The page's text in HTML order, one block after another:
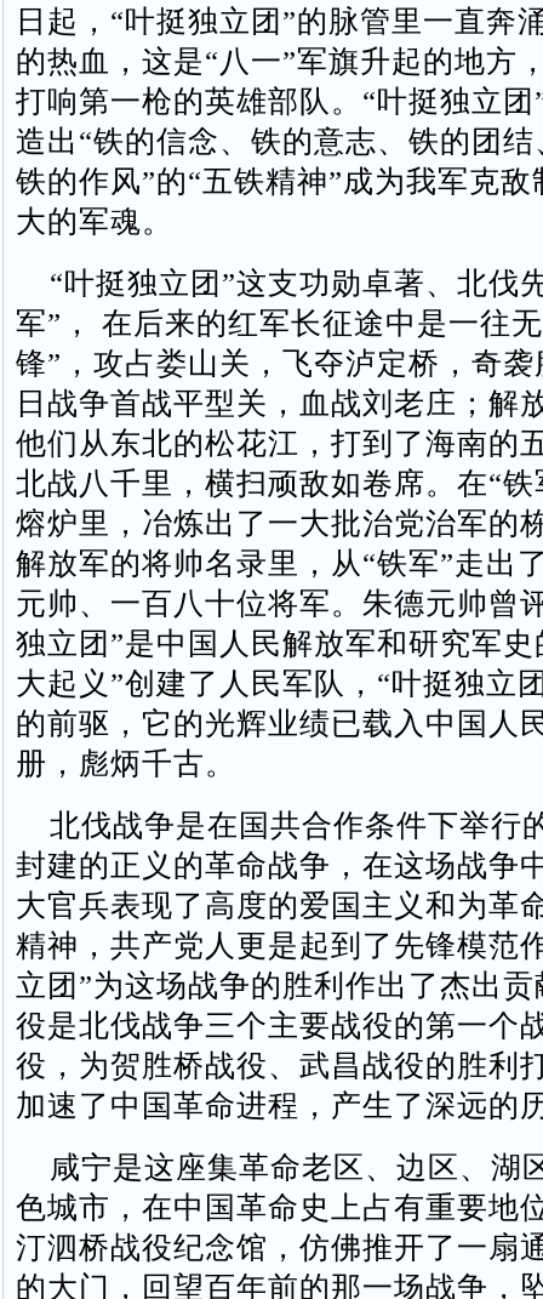
日起，“叶挺独立团”的脉管里一直奔
的热血，这是“八一”军旗升起的地方
打响第一枪的英雄部队。“叶挺独立团
造出“铁的信念、铁的意志、铁的团
铁的作风”的“五铁精神”成为我军克
大的军魂。
“叶挺独立团”这支功勋卓著、北伐
军”， 在后来的红军长征途中是一往
锋”，攻占娄山关，飞夺泸定桥，奇
日战争首战平型关，血战刘老庄；解
他们从东北的松花江，打到了海南的
北战八千里，横扫顽敌如卷席。在“铁
熔炉里，冶炼出了一大批治党治军的
解放军的将帅名录里，从“铁军”走出
元帅、一百八十位将军。朱德元帅曾
独立团”是中国人民解放军和研究军史
大起义”创建了人民军队，“叶挺独立
的前驱，它的光辉业绩已载入中国人
册，彪炳千古。
北伐战争是在国共合作条件下举行
封建的正义的革命战争，在这场战争
大官兵表现了高度的爱国主义和为革
精神，共产党人更是起到了先锋模范
立团”为这场战争的胜利作出了杰出
役是北伐战争三个主要战役的第一个
役，为贺胜桥战役、武昌战役的胜利
加速了中国革命进程，产生了深远的
咸宁是这座集革命老区、边区、湖
色城市，在中国革命史上占有重要地
汀泗桥战役纪念馆，仿佛推开了一扇
的大门，回望百年前的那一场战争，